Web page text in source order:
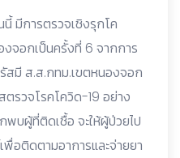
มีการตรวจเชิงรุกโค
จอกเป็นครั้งที่ 6 จากการ
สมี ส.ส.กทม.เขตหนองจอก
ตรวจโรคโควิด-19 อย่าง
พบผู้ที่ติดเชื้อ จะให้ผู้ป่วยไป
อติดตามอาการและจ่ายยา